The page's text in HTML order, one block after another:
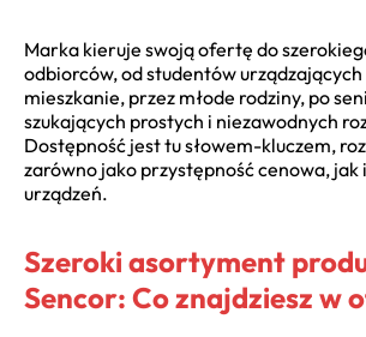
Marka kieruje swoją ofertę do
odbiorców, od studentów
mieszkanie, przez młode rodziny, po
szukających prostych i niezawodnych
Dostępność jest tu słowem-kluczem,
zarówno jako przystępność cenowa, jak
urządzeń.
Szeroki asortyment
Sencor: Co znajdziesz w